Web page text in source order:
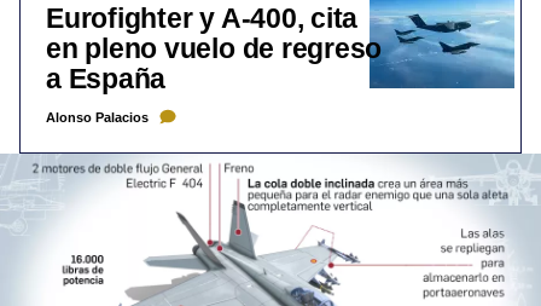
Eurofighter y A-400, cita
en pleno vuelo de regreso
a España
Alonso Palacios